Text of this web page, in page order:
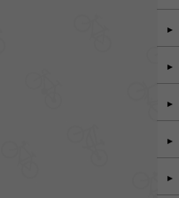
►
►
►
►
►